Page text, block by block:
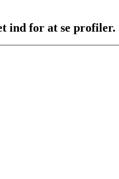
ind for at se profiler.